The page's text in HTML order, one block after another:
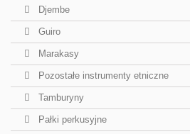
Djembe
Guiro
Marakasy
Pozostałe instrumenty etniczne
Tamburyny
Pałki perkusyjne